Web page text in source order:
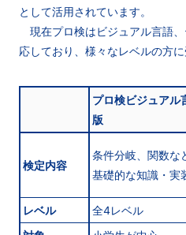
として活用されています。
現在プロ検はビジュアル言語
応しており、様々なレベルの方に
プロ検ビジュアル
版
検定内容
条件分岐、関数な
基礎的な知識・実
レベル
全4レベル